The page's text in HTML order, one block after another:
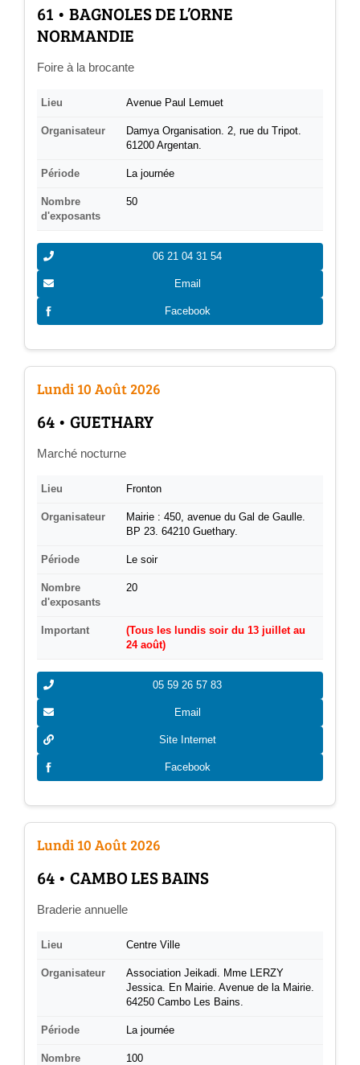
­61 • BAGNOLES DE L’ORNE
NORMANDIE
Foire à la brocante
Lieu Avenue Paul Lemuet
Organisateur
Damya Organisation. 2, rue du Tripot.
61200 Argentan.
Période La journée
Nombre
d'exposants
50
06 21 04 31 54
Email
Facebook
Lundi 10 Août 2026
­64 • GUETHARY
Marché nocturne
Lieu Fronton
Organisateur
Mairie : 450, avenue du Gal de Gaulle.
BP 23. 64210 Guethary.
Période Le soir
Nombre
d'exposants
20
Important
(Tous les lundis soir du 13 juillet au
24 août)
05 59 26 57 83
Email
Site Internet
Facebook
Lundi 10 Août 2026
­64 • CAMBO LES BAINS
Braderie annuelle
Lieu Centre Ville
Organisateur
Association Jeikadi. Mme LERZY
Jessica. En Mairie. Avenue de la Mairie.
64250 Cambo Les Bains.
Période La journée
Nombre
100